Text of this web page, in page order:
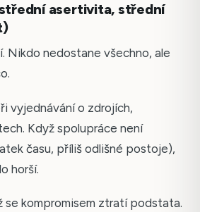
asertivita, střední
Nikdo nedostane všechno, ale
vyjednávání o zdrojích,
Když spolupráce není
času, příliš odlišné postoje),
horší.
se kompromisem ztratí podstata.